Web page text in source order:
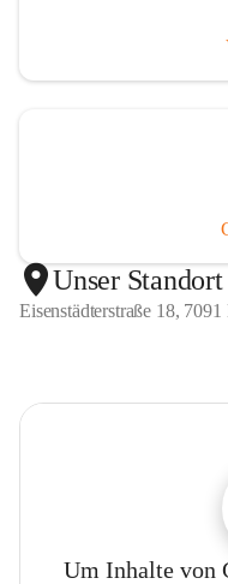
Unser Standort
Eisenstädterstraße 18,
Um Inhalte von